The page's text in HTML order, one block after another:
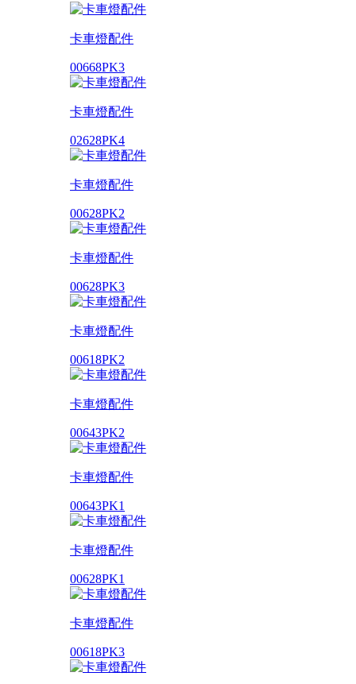
卡車燈配件
00668PK3
卡車燈配件
02628PK4
卡車燈配件
00628PK2
卡車燈配件
00628PK3
卡車燈配件
00618PK2
卡車燈配件
00643PK2
卡車燈配件
00643PK1
卡車燈配件
00628PK1
卡車燈配件
00618PK3